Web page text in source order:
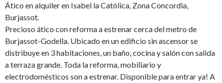
Ático en alquiler en Isabel la Católica, Zona Concordia,
Burjassot.
Precioso ático con reforma a estrenar cerca del metro de
Burjassot-Godella. Ubicado en un edificio sin ascensor se
distribuye en 3 habitaciones, un baño, cocina y salón con salida
a terraza grande. Toda la reforma, mobiliario y
electrodomésticos son a estrenar. Disponible para entrar ya! A